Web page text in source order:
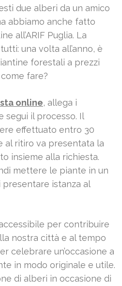
due alberi da un amico
abbiamo anche fatto
all’ARIF Puglia. La
una volta all’anno, è
forestali a prezzi
fare?
online, allega i
segui il processo. Il
effettuato entro 30
al ritiro va presentata la
insieme alla richiesta.
mettere le piante in un
istanza al
per contribuire
nostra città e al tempo
celebrare un’occasione a
in modo originale e utile.
di alberi in occasione di